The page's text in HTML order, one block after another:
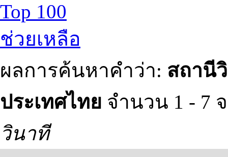
Top 100
ช่วยเหลือ
ผลการค้นหาคำว่า: สถานี
ประเทศไทย จำนวน 1 - 7
วินาที